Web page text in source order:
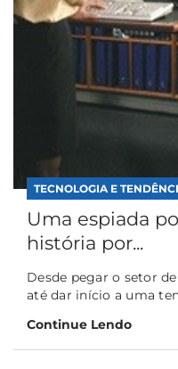
TECNOLOGIA E
Uma espiada
história por...
Desde pegar o setor
até dar início a uma
Continue Lendo